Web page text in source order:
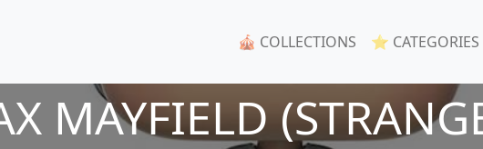
🎪 COLLECTIONS ⭐ CATEGORIES
MAYFIELD